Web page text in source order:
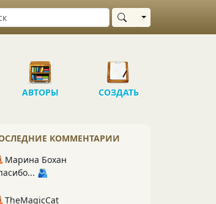
Выбрать область
АВТОРЫ СОЗДАТЬ
КОММЕНТАРИИ
Марина Бохан
🫂
TheMagicCat